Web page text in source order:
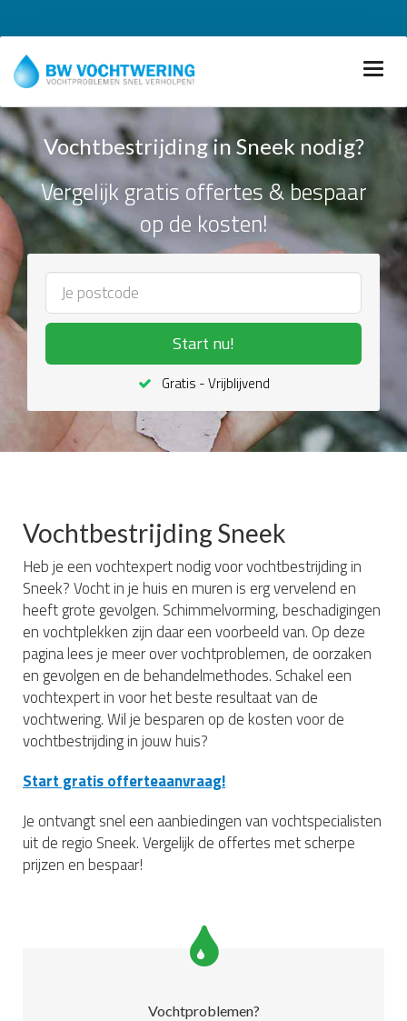
Vochtbestrijding in Sneek nodig?
Vergelijk gratis offertes & bespaar
op de kosten!
Start nu!
Gratis - Vrijblijvend
Vochtbestrijding Sneek
Heb je een vochtexpert nodig voor vochtbestrijding in
Sneek? Vocht in je huis en muren is erg vervelend en
heeft grote gevolgen. Schimmelvorming, beschadigingen
en vochtplekken zijn daar een voorbeeld van. Op deze
pagina lees je meer over vochtproblemen, de oorzaken
en gevolgen en de behandelmethodes. Schakel een
vochtexpert in voor het beste resultaat van de
vochtwering. Wil je besparen op de kosten voor de
vochtbestrijding in jouw huis?
Start gratis offerteaanvraag!
Je ontvangt snel een aanbiedingen van vochtspecialisten
uit de regio Sneek. Vergelijk de offertes met scherpe
prijzen en bespaar!
Vochtproblemen?